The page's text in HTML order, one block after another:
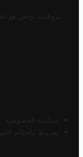
تروفيت تونس هو
سياسة الخصوصية
شروط وأحكام